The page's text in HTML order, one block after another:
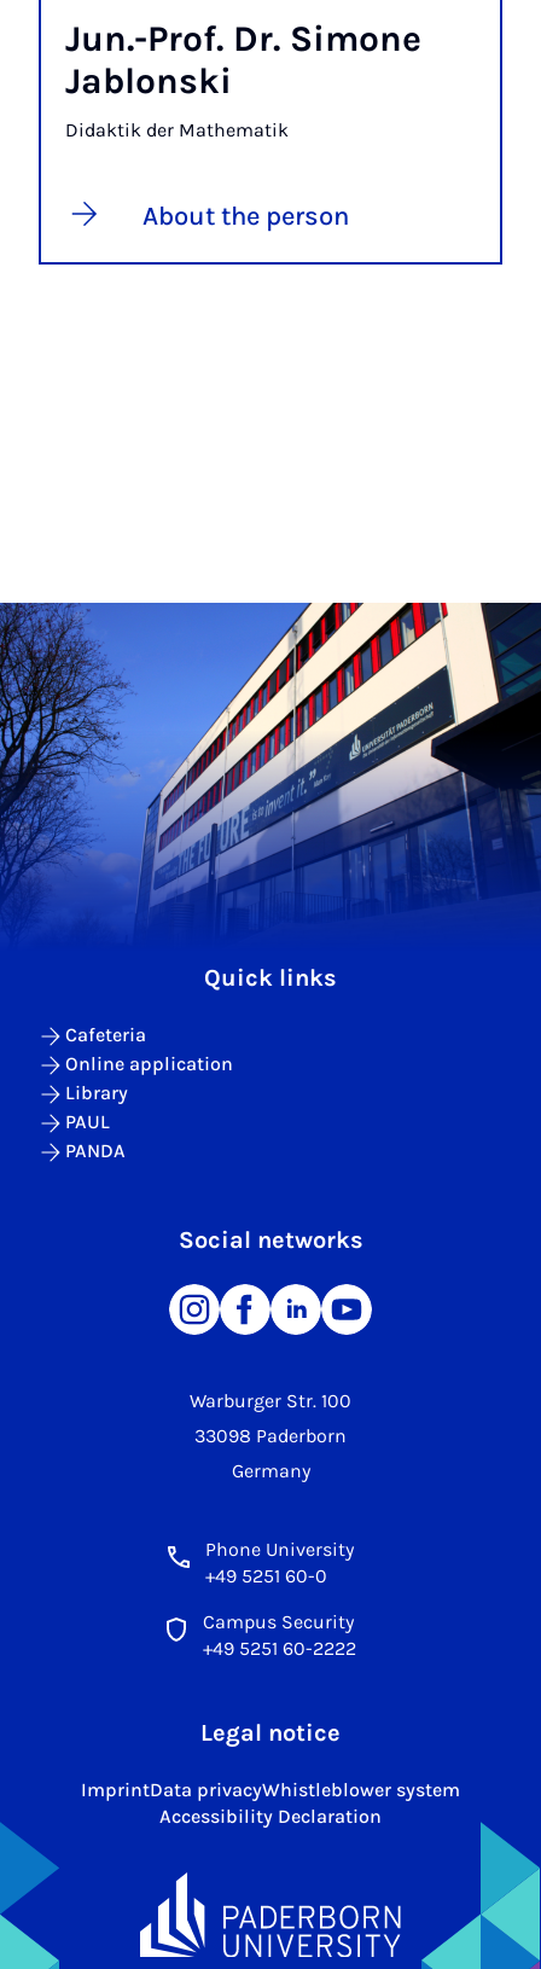
Jun.-Prof. Dr. Simone
Jablonski
Didaktik der Mathematik
About the person
Warburger Str. 100
33098 Paderborn
Germany
Phone University
+49 5251 60-0
Campus Security
+49 5251 60-2222
Quick links
Cafeteria
Online application
Library
PAUL
PANDA
Social networks
Legal notice
ImprintData privacyWhistleblower system
Accessibility Declaration